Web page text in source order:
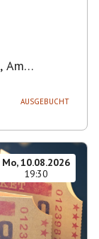
, Am
AUSGEBUCHT
Mo, 10.08.2026
19:30